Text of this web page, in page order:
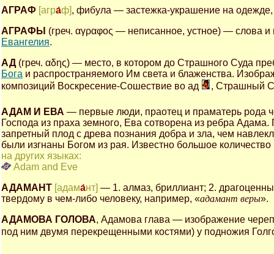
АГРАФ [агра́ф], фибула — застежка-украшение на одежде,
АГРАФЫ (греч. αγραφος — неписанное, устное) — слова
Евангелия.
АД(греч. αδης) — место, в котором до Страшного Суда
Бога и распространяемого Им света и блаженства.
композиций Воскресение-Сошествие во ад
, Страшный
АДАМ И ЕВА — первые люди, праотец и праматерь рода
Господа из праха земного, Ева сотворена из ребра
запретный плод с древа познания добра и зла, чем
были изгнаны Богом из рая. Известно большое
на других языках:
Adam and Eve
АДАМАНТ [адама́нт] — 1. алмаз, бриллиант; 2.
твердому в чем-либо человеку, например, «адамант веры».
АДАМОВА ГОЛОВА, Адамова глава — изображение
под ним двумя перекрещенными костями) у подножия